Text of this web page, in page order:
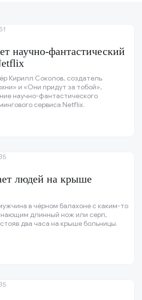
научно-фантастический
Кирилл Соколов, создатель
и «Они придут за тобой»,
научно-фантастического
сервиса Netflix.
людей на крыше
в чёрном балахоне с каким-то
длинный нож или серп,
два часа на крыше больницы.